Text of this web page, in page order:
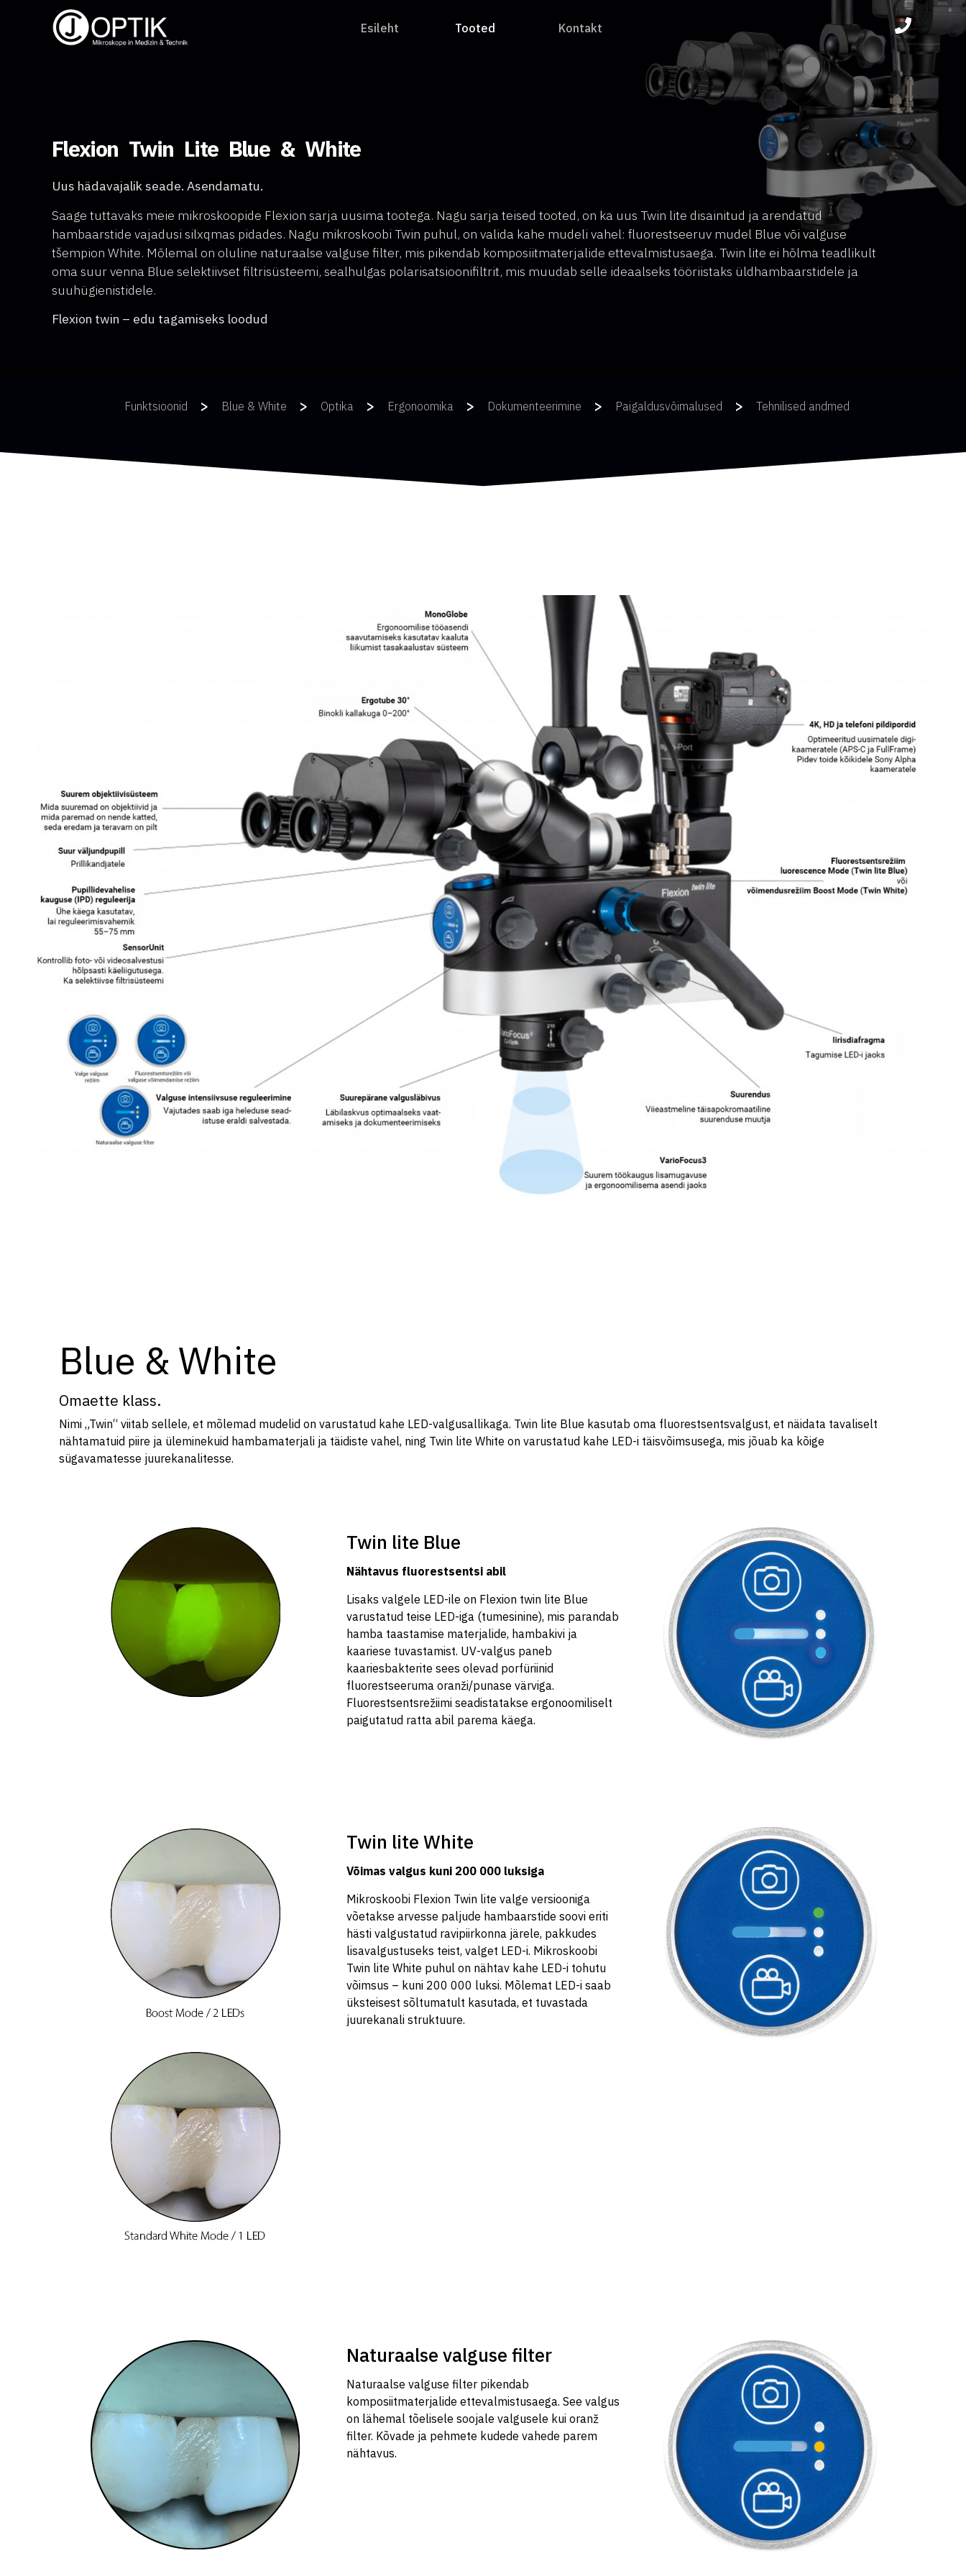
Esileht Tooted Kontakt
Flexion Twin Lite Blue & White
Uus hädavajalik seade. Asendamatu.
Saage tuttavaks meie mikroskoopide Flexion sarja uusima tootega. Nagu sarja teised tooted, on ka uus Twin lite disainitud ja arendatud
hambaarstide vajadusi silxqmas pidades. Nagu mikroskoobi Twin puhul, on valida kahe mudeli vahel: fluorestseeruv mudel Blue või valguse
tšempion White. Mõlemal on oluline naturaalse valguse filter, mis pikendab komposiitmaterjalide ettevalmistusaega. Twin lite ei hõlma teadlikult
oma suur venna Blue selektiivset filtrisüsteemi, sealhulgas polarisatsioonifiltrit, mis muudab selle ideaalseks tööriistaks üldhambaarstidele ja
suuhügienistidele.
Flexion twin – edu tagamiseks loodud
Funktsioonid > Blue & White > Optika > Ergonoomika > Dokumenteerimine > Paigaldusvõimalused > Tehnilised andmed
Blue & White
Omaette klass.
Nimi „Twin“ viitab sellele, et mõlemad mudelid on varustatud kahe LED-valgusallikaga. Twin lite Blue kasutab oma fluorestsentsvalgust, et näidata tavaliselt
nähtamatuid piire ja üleminekuid hambamaterjali ja täidiste vahel, ning Twin lite White on varustatud kahe LED-i täisvõimsusega, mis jõuab ka kõige
sügavamatesse juurekanalitesse.
Twin lite Blue
Nähtavus fluorestsentsi abil
Lisaks valgele LED-ile on Flexion twin lite Blue
varustatud teise LED-iga (tumesinine), mis parandab
hamba taastamise materjalide, hambakivi ja
kaariese tuvastamist. UV-valgus paneb
kaariesbakterite sees olevad porfüriinid
fluorestseeruma oranži/punase värviga.
Fluorestsentsrežiimi seadistatakse ergonoomiliselt
paigutatud ratta abil parema käega.
Twin lite White
Võimas valgus kuni 200 000 luksiga
Mikroskoobi Flexion Twin lite valge versiooniga
võetakse arvesse paljude hambaarstide soovi eriti
hästi valgustatud ravipiirkonna järele, pakkudes
lisavalgustuseks teist, valget LED-i. Mikroskoobi
Twin lite White puhul on nähtav kahe LED-i tohutu
võimsus – kuni 200 000 luksi. Mõlemat LED-i saab
üksteisest sõltumatult kasutada, et tuvastada
juurekanali struktuure.
Naturaalse valguse filter
Naturaalse valguse filter pikendab
komposiitmaterjalide ettevalmistusaega. See valgus
on lähemal tõelisele soojale valgusele kui oranž
filter. Kõvade ja pehmete kudede vahede parem
nähtavus.